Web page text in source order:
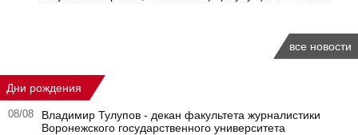
все новости
Дни рождения
08/08
Владимир Тулупов - декан факультета журналистики
Воронежского государственного университета